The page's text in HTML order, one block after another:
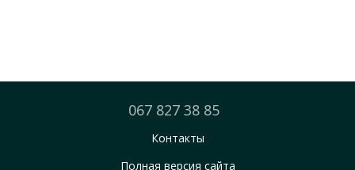
067 827 38 85
Контакты
Полная версия сайта